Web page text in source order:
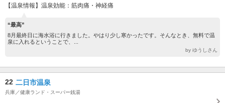
【温泉情報】温泉効能：筋肉痛・神経痛
“最高”
8月最終日に海水浴に行きました。やはり少し寒かったです。そんなとき、無料で温
泉に入れるということで、...
by ゆうしさん
22 二日市温泉
兵庫／健康ランド・スーパー銭湯